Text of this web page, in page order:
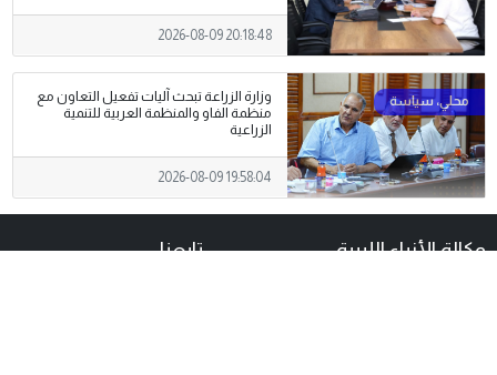
2026-08-09 20:18:48
وزارة الزراعة تبحث آليات تفعيل التعاون مع
منظمة الفاو والمنظمة العربية للتنمية
الزراعية
2026-08-09 19:58:04
وكالة الأنباء الليبية تابعنا